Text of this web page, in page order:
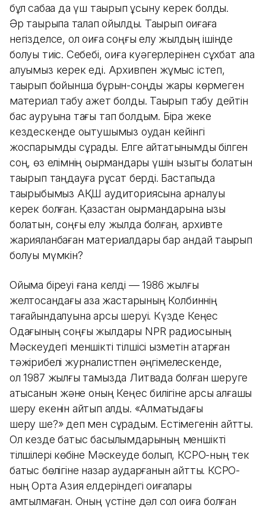
бұл сабаққа да үш тақырып ұсыну керек болды.
Әр тақырыпқа талап қойылды. Тақырып оқиғаға
негізделсе, ол оқиға соңғы елу жылдың ішінде
болуы тиіс. Себебі, оқиға куәгерлерінен сұхбат ала
алуымыз керек еді. Архивпен жұмыс істеп,
тақырып бойынша бұрын-соңды жарық көрмеген
материал табу қажет болды. Тақырып табу дейтін
бас ауруына тағы тап болдым. Бірақ жеке
кездескенде оқытушымыз оқудан кейінгі
жоспарымды сұрады. Елге қайтатынымды білген
соң, өз елімнің оқырмандары үшін қызықты болатын
тақырып таңдауға рұқсат берді. Бастапқыда
тақырыбымыз АҚШ аудиториясына арналуы
керек болған. Қазақстан оқырмандарына қызық
болатын, соңғы елу жылда болған, архивте
жарияланбаған материалдары бар қандай тақырып
болуы мүмкін?
Ойыма біреуі ғана келді — 1986 жылғы
желтоқсандағы қазақ жастарының Колбиннің
тағайындалуына қарсы шеруі. Күзде Кеңес
Одағының соңғы жылдары NPR радиосының
Мәскеудегі меншікті тілшісі қызметін атқарған
тәжірибелі журналистпен әңгімелескенде,
ол 1987 жылғы тамызда Литвада болған шеруге
қатысқанын және оның Кеңес билігіне қарсы алғашқы
шеру екенін айтып қалды. «Алматыдағы
шеру ше?» деп мен сұрадым. Естімегенін айтты.
Ол кезде батыс басылымдарының меншікті
тілшілері көбіне Мәскеуде болып, КСРО-ның тек
батыс бөлігіне назар аударғанын айтты. КСРО-
ның Орта Азия елдеріндегі оқиғалары
қамтылмаған. Оның үстіне дәл сол оқиға болған